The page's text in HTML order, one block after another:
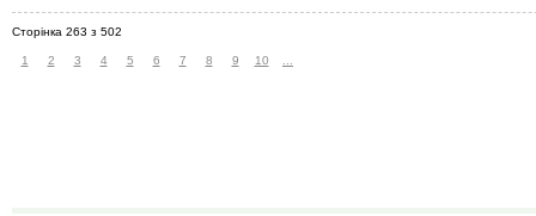
Сторінка 263 з 502
1 2 3 4 5 6 7 8 9 10